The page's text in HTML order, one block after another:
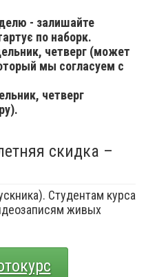
- залишайте
по наборк.
четверг (может
мы согласуем с
четверг
скидка –
Студентам курса
живых